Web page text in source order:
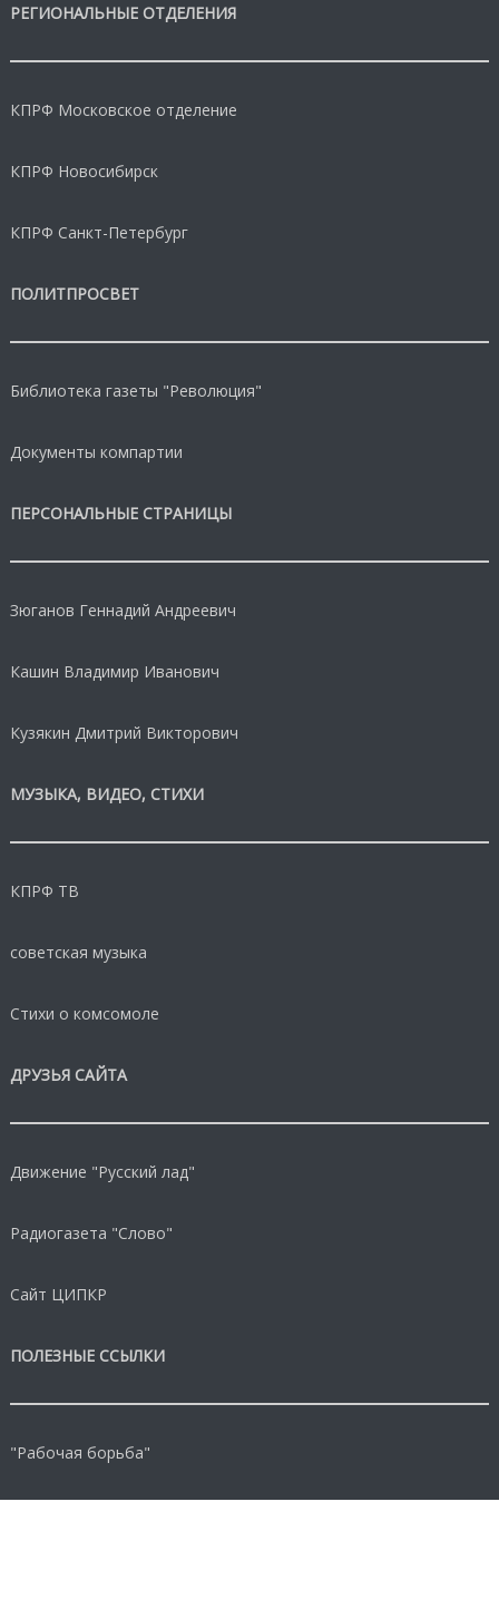
РЕГИОНАЛЬНЫЕ ОТДЕЛЕНИЯ
КПРФ Московское отделение
КПРФ Новосибирск
КПРФ Санкт-Петербург
ПОЛИТПРОСВЕТ
Библиотека газеты "Революция"
Документы компартии
ПЕРСОНАЛЬНЫЕ СТРАНИЦЫ
Зюганов Геннадий Андреевич
Кашин Владимир Иванович
Кузякин Дмитрий Викторович
МУЗЫКА, ВИДЕО, СТИХИ
КПРФ ТВ
советская музыка
Стихи о комсомоле
ДРУЗЬЯ САЙТА
Движение "Русский лад"
Радиогазета "Слово"
Сайт ЦИПКР
ПОЛЕЗНЫЕ ССЫЛКИ
"Рабочая борьба"